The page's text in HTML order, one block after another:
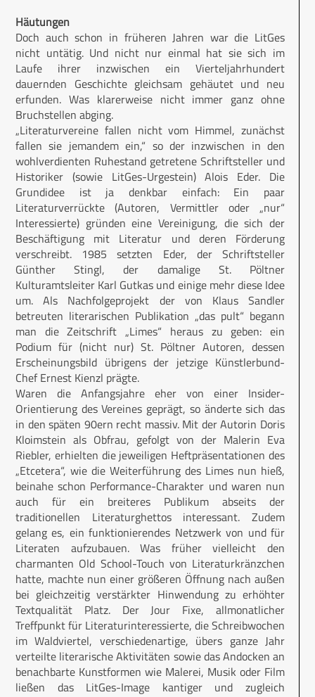
Häutungen
Doch auch schon in früheren Jahren war die LitGes
nicht untätig. Und nicht nur einmal hat sie sich im
Laufe ihrer inzwischen ein Vierteljahrhundert
dauernden Geschichte gleichsam gehäutet und neu
erfunden. Was klarerweise nicht immer ganz ohne
Bruchstellen abging.
„Literaturvereine fallen nicht vom Himmel, zunächst
fallen sie jemandem ein,“ so der inzwischen in den
wohlverdienten Ruhestand getretene Schriftsteller und
Historiker (sowie LitGes-Urgestein) Alois Eder. Die
Grundidee ist ja denkbar einfach: Ein paar
Literaturverrückte (Autoren, Vermittler oder „nur“
Interessierte) gründen eine Vereinigung, die sich der
Beschäftigung mit Literatur und deren Förderung
verschreibt. 1985 setzten Eder, der Schriftsteller
Günther Stingl, der damalige St. Pöltner
Kulturamtsleiter Karl Gutkas und einige mehr diese Idee
um. Als Nachfolgeprojekt der von Klaus Sandler
betreuten literarischen Publikation „das pult“ begann
man die Zeitschrift „Limes“ heraus zu geben: ein
Podium für (nicht nur) St. Pöltner Autoren, dessen
Erscheinungsbild übrigens der jetzige Künstlerbund-
Chef Ernest Kienzl prägte.
Waren die Anfangsjahre eher von einer Insider-
Orientierung des Vereines geprägt, so änderte sich das
in den späten 90ern recht massiv. Mit der Autorin Doris
Kloimstein als Obfrau, gefolgt von der Malerin Eva
Riebler, erhielten die jeweiligen Heftpräsentationen des
„Etcetera“, wie die Weiterführung des Limes nun hieß,
beinahe schon Performance-Charakter und waren nun
auch für ein breiteres Publikum abseits der
traditionellen Literaturghettos interessant. Zudem
gelang es, ein funktionierendes Netzwerk von und für
Literaten aufzubauen. Was früher vielleicht den
charmanten Old School-Touch von Literaturkränzchen
hatte, machte nun einer größeren Öffnung nach außen
bei gleichzeitig verstärkter Hinwendung zu erhöhter
Textqualität Platz. Der Jour Fixe, allmonatlicher
Treffpunkt für Literaturinteressierte, die Schreibwochen
im Waldviertel, verschiedenartige, übers ganze Jahr
verteilte literarische Aktivitäten sowie das Andocken an
benachbarte Kunstformen wie Malerei, Musik oder Film
ließen das LitGes-Image kantiger und zugleich